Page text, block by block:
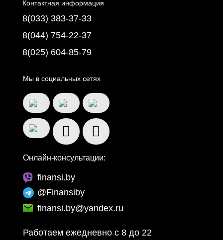
Контактная информация
8(033) 383-37-33
8(044) 754-22-37
8(025) 604-85-79
Мы в социальных сетях
Онлайн-консультации:
finansi.by
@Finansiby
finansi.by@yandex.ru
Работаем ежедневно c 8 до 22